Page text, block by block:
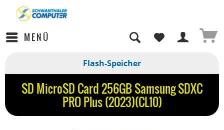
MENÜ
Flash-Speicher
SD MicroSD Card 256GB Samsung SDXC
PRO Plus (2023)(CL10)